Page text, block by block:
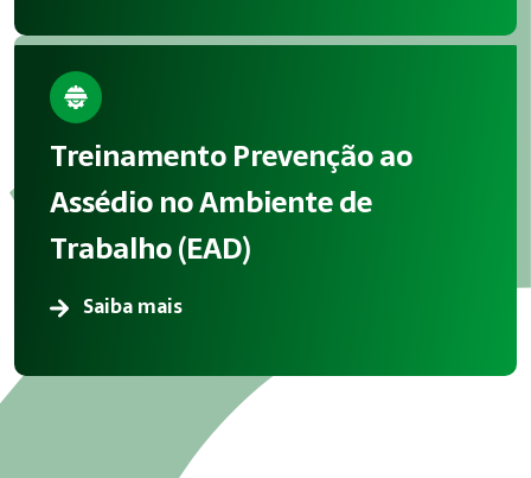
Treinamento Prevenção ao
Assédio no Ambiente de
Trabalho (EAD)
Saiba mais